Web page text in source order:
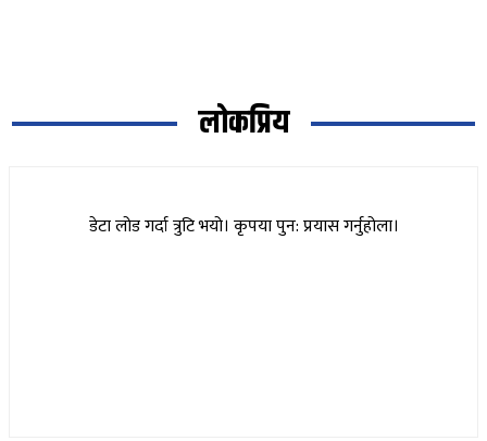
लोकप्रिय
डेटा लोड गर्दा त्रुटि भयो। कृपया पुन: प्रयास गर्नुहोला।